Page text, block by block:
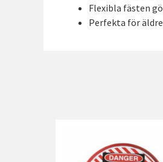
Flexibla fästen
Perfekta för